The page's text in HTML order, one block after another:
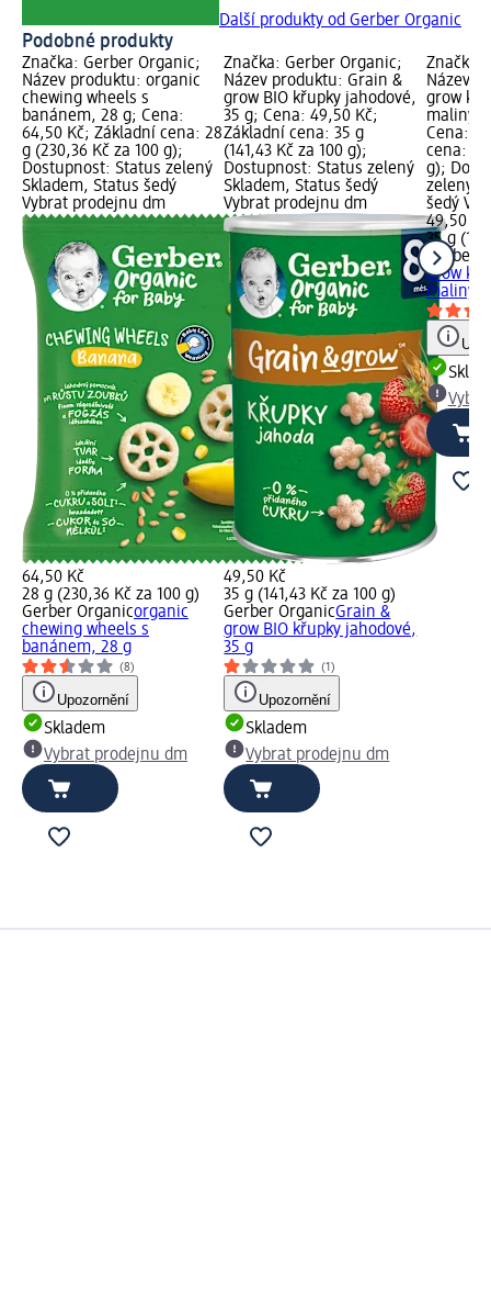
Další produkty od Gerber Organic
Podobné produkty
Značka: Gerber Organic;
Název produktu: organic
chewing wheels s
banánem, 28 g; Cena:
64,50 Kč; Základní cena: 28
g (230,36 Kč za 100 g);
Dostupnost: Status zelený
Skladem, Status šedý
Vybrat prodejnu dm
64,50 Kč
28 g (230,36 Kč za 100 g)
Gerber Organicorganic
chewing wheels s
banánem, 28 g
(8)
Upozornění
Skladem
Vybrat prodejnu dm
Značka: Gerber Organic;
Název produktu: Grain &
grow BIO křupky jahodové,
35 g; Cena: 49,50 Kč;
Základní cena: 35 g
(141,43 Kč za 100 g);
Dostupnost: Status zelený
Skladem, Status šedý
Vybrat prodejnu dm
49,50 Kč
35 g (141,43 Kč za 100 g)
Gerber OrganicGrain &
grow BIO křupky jahodové,
35 g
(1)
Upozornění
Skladem
Vybrat prodejnu dm
Značka:
Název
grow
maliny
Cena:
cena: 35
g);
zelený
šedý
49,50 Kč
35 g
Gerber
grow
maliny